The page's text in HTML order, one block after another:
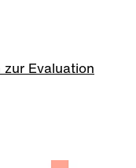
Evaluation